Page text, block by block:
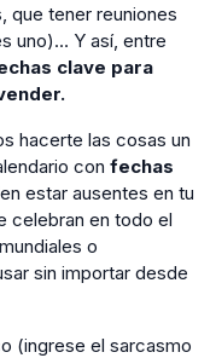
que tener reuniones
uno)… Y así, entre
clave para
hacerte las cosas un
con fechas
estar ausentes en tu
celebran en todo el
o
sin importar desde
(ingrese el sarcasmo